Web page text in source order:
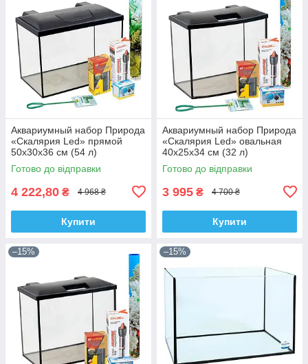
Аквариумный набор Природа
«Скалярия Led» прямой
50x30x36 см (54 л)
Готово до відправки
4 222,80 ₴ 4 968 ₴
Купити
Аквариумный набор Природа
«Скалярия Led» овальная
40х25х34 см (32 л)
Готово до відправки
3 995 ₴ 4 700 ₴
Купити
–15% –15%